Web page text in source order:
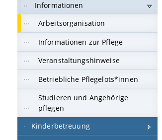
Informationen
Arbeitsorganisation
Informationen zur Pflege
Veranstaltungshinweise
Betriebliche Pflegelots*innen
Studieren und Angehörige
pflegen
Kinderbetreuung